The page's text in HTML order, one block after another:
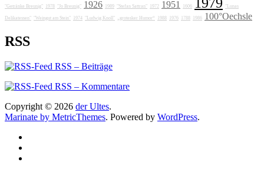
"Getränke Breunig" 1978 "Jo Breunig" 1926 1989 "Stefan Sattran" 1972 1951 1606 "Lunas
Delikatessen" "Weingut am Stein" 1974 "Ludwig Knoll" „grotesker Humor“ 1988 1976 1788 1986 100°Oechsle
RSS
RSS – Beiträge
RSS – Kommentare
Copyright © 2026 der Ultes.
Marinate by MetricThemes. Powered by WordPress.